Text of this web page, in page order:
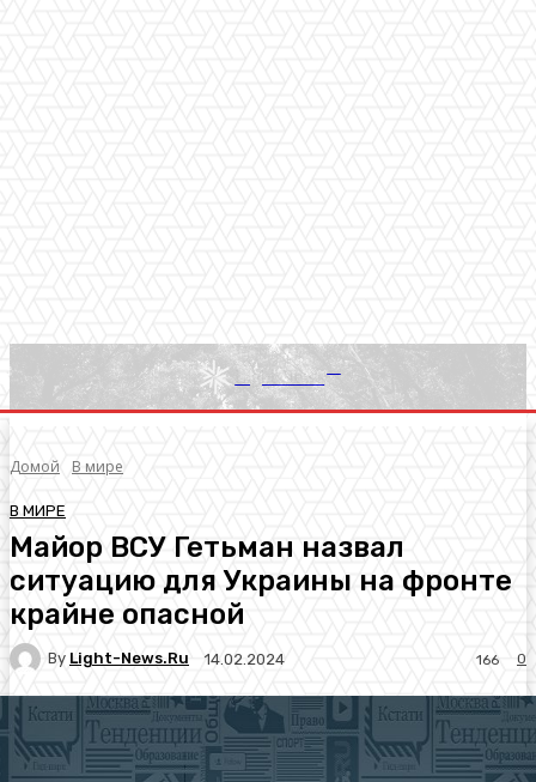
Light News
Домой В мире
В МИРЕ
Майор ВСУ Гетьман назвал
ситуацию для Украины на фронте
крайне опасной
By Light-News.ru 14.02.2024 0
166